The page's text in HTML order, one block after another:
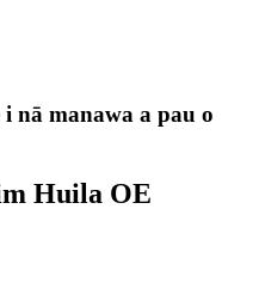
nā manawa a pau o
Huila OE